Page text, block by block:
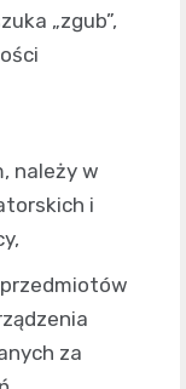
„zgub”,
należy w
i
za